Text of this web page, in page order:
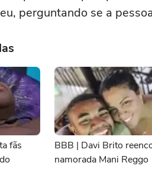
perguntando se a
fãs
BBB | Davi Brito
namorada Mani Reggo